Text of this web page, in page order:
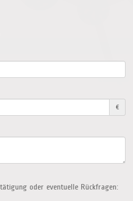
€
oder eventuelle Rückfragen: